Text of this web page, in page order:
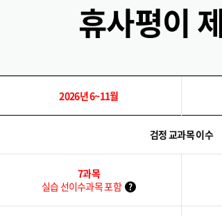
휴사평이
2026년 6~11월
검정 교과목 이수
7과목
실습 선이수과목 포함 ?